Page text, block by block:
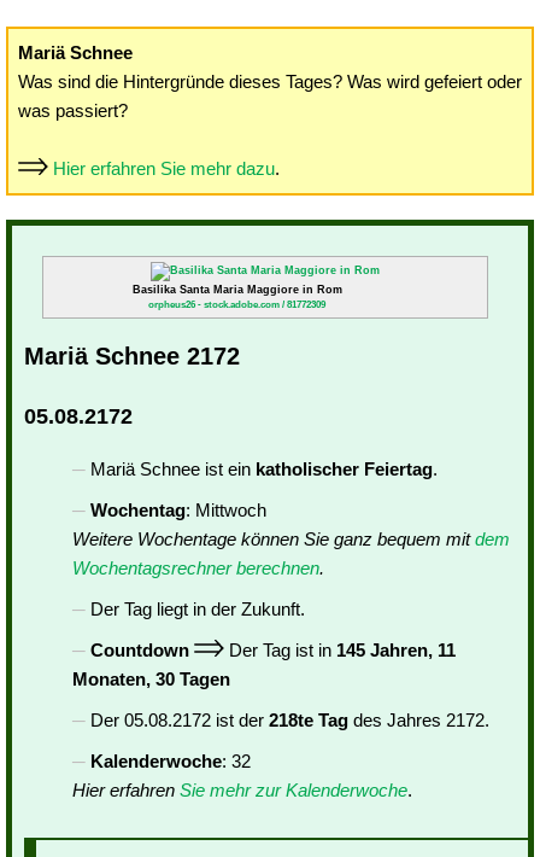
Mariä Schnee
Was sind die Hintergründe dieses Tages? Was wird gefeiert oder
was passiert?
Hier erfahren Sie mehr dazu.
Basilika Santa Maria Maggiore in Rom
orpheus26 - stock.adobe.com / 81772309
Mariä Schnee 2172
05.08.2172
Mariä Schnee ist ein katholischer Feiertag.
Wochentag: Mittwoch
Weitere Wochentage können Sie ganz bequem mitdem
Wochentagsrechner berechnen.
Der Tag liegt in der Zukunft.
Countdown
Der Tag ist in 145 Jahren, 11
Monaten, 30 Tagen
Der 05.08.2172 ist der 218te Tag des Jahres 2172.
Kalenderwoche: 32
Hier erfahren Sie mehr zur Kalenderwoche.